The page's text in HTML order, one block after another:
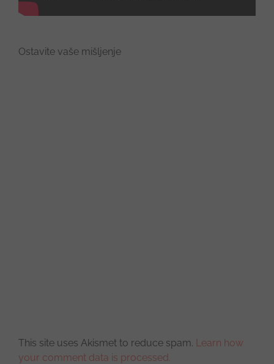
Ostavite vaše mišljenje
This site uses Akismet to reduce spam. Learn how
your comment data is processed.